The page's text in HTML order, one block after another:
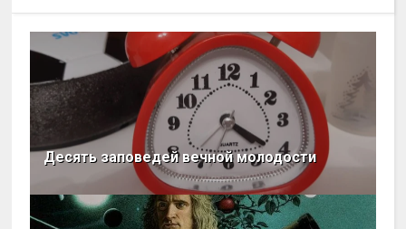
Десять заповедей вечной молодости